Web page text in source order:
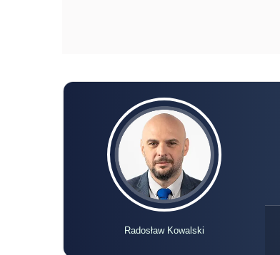
Radosław Kowalski